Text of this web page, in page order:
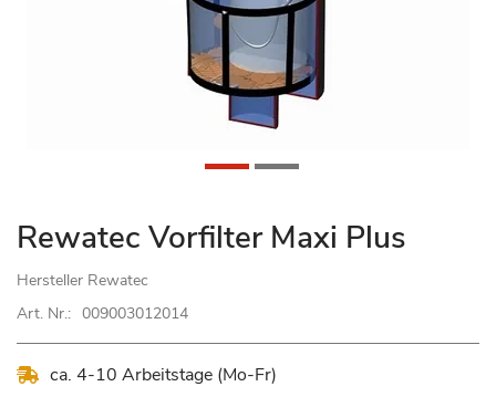
Zum
Anfang
der
springen
Rewatec Vorfilter Maxi Plus
Hersteller Rewatec
Art. Nr.: 009003012014
ca. 4-10 Arbeitstage (Mo-Fr)